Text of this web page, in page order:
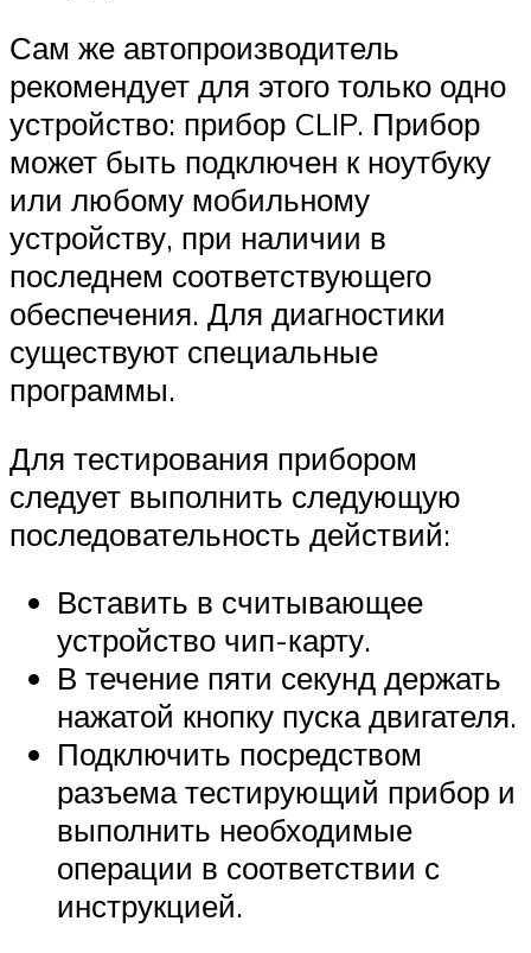
Сам же автопроизводитель
рекомендует для этого только одно
устройство: прибор CLIP. Прибор
может быть подключен к ноутбуку
или любому мобильному
устройству, при наличии в
последнем соответствующего
обеспечения. Для диагностики
существуют специальные
программы.
Для тестирования прибором
следует выполнить следующую
последовательность действий:
Вставить в считывающее
устройство чип-карту.
В течение пяти секунд держать
нажатой кнопку пуска двигателя.
Подключить посредством
разъема тестирующий прибор и
выполнить необходимые
операции в соответствии с
инструкцией.